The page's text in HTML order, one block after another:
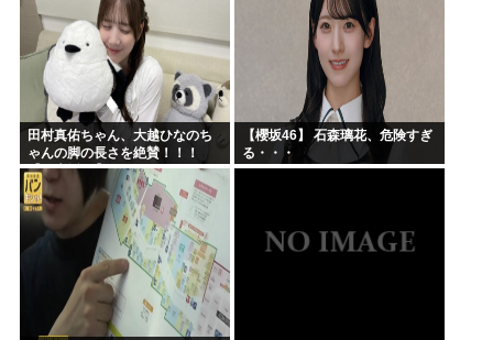
田村真佑ちゃん、大越ひなのち
ゃんの脚の長さを絶賛！！！
【乃木坂46】
【櫻坂46】 石森璃花、危険すぎ
る・・・